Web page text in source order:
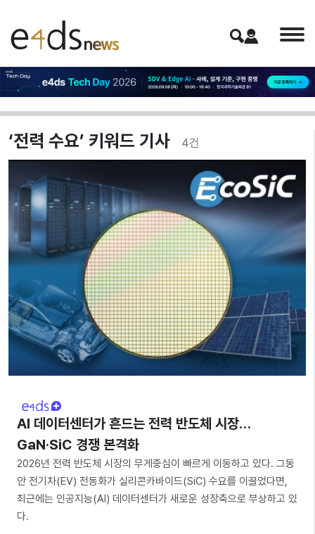
‘전력 수요’ 키워드 기사 4건
AI 데이터센터가 흔드는 전력 반도체 시장…
GaN·SiC 경쟁 본격화
2026년 전력 반도체 시장의 무게중심이 빠르게 이동하고 있다. 그동
안 전기차(EV) 전동화가 실리콘카바이드(SiC) 수요를 이끌었다면,
최근에는 인공지능(AI) 데이터센터가 새로운 성장축으로 부상하고 있
다.